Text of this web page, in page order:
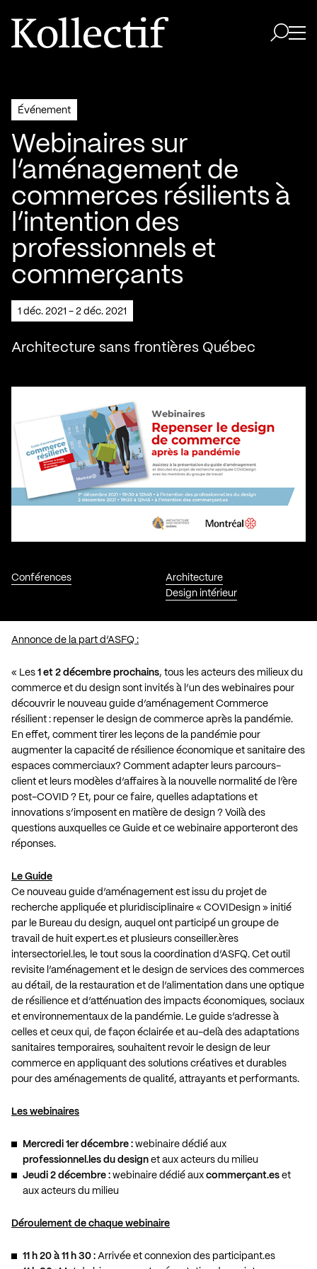
Aller à la page d'accueil
Logo Kollectif
Événement
Webinaires sur
l’aménagement de
commerces résilients à
l’intention des
professionnels et
commerçants
1 déc. 2021 - 2 déc. 2021
Architecture sans frontières Québec
Conférences
Architecture
Design intérieur
Annonce de la part d’ASFQ :
« Les 1 et 2 décembre prochains, tous les acteurs des milieux du
commerce et du design sont invités à l’un des webinaires pour
découvrir le nouveau guide d’aménagement Commerce
résilient : repenser le design de commerce après la pandémie.
En effet, comment tirer les leçons de la pandémie pour
augmenter la capacité de résilience économique et sanitaire des
espaces commerciaux? Comment adapter leurs parcours-
client et leurs modèles d’affaires à la nouvelle normalité de l’ère
post-COVID ? Et, pour ce faire, quelles adaptations et
innovations s’imposent en matière de design ? Voilà des
questions auxquelles ce Guide et ce webinaire apporteront des
réponses.
Le Guide
Ce nouveau guide d’aménagement est issu du projet de
recherche appliquée et pluridisciplinaire « COVIDesign » initié
par le Bureau du design, auquel ont participé un groupe de
travail de huit expert.es et plusieurs conseiller.ères
intersectoriel.les, le tout sous la coordination d’ASFQ. Cet outil
revisite l’aménagement et le design de services des commerces
au détail, de la restauration et de l’alimentation dans une optique
de résilience et d’atténuation des impacts économiques, sociaux
et environnementaux de la pandémie. Le guide s’adresse à
celles et ceux qui, de façon éclairée et au-delà des adaptations
sanitaires temporaires, souhaitent revoir le design de leur
commerce en appliquant des solutions créatives et durables
pour des aménagements de qualité, attrayants et performants.
Les webinaires
Mercredi 1er décembre : webinaire dédié aux
professionnel.les du design et aux acteurs du milieu
Jeudi 2 décembre : webinaire dédié aux commerçant.es et
aux acteurs du milieu
Déroulement de chaque webinaire
11 h 20 à 11 h 30 : Arrivée et connexion des participant.es